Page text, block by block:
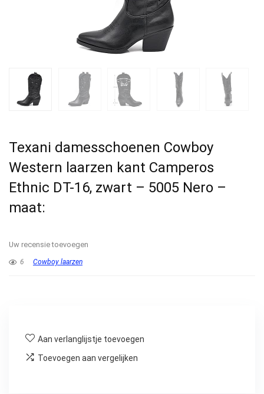
Texani damesschoenen Cowboy
Western laarzen kant Camperos
Ethnic DT-16, zwart – 5005 Nero –
maat:
Uw recensie toevoegen
6 Cowboy laarzen
Aan verlanglijstje toevoegen
Toevoegen aan vergelijken